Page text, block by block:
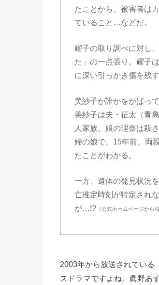
たことから、被害者は
ていること…などだ。
耀子の取り調べに対し
た」の一点張り。耀子
に深い引っかき傷を残
美紗子が誰かをかばっ
美紗子は夫・征太（青
人家族。娘の理奈は殺
婦の娘で、15年前、両
たことがわかる。
一方、遺体の発見状況
亡推定時刻が特定され
が…!? （公式ホームページから引
2003年から放送されている
スドラマですよね。眞野あ